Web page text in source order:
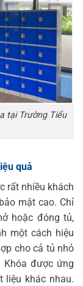
tại Trường Tiểu
quả
rất nhiều khách
mật cao. Chỉ
hoặc đóng tủ,
một cách hiệu
cho cả tủ nhỏ
được ứng
liệu khác nhau.